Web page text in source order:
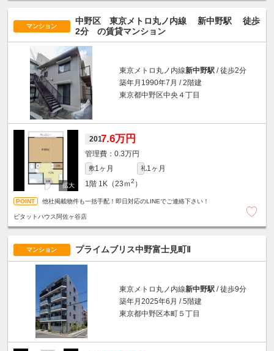
マンション
中野区 東京メトロ丸ノ内線 新中野駅
徒歩
2分 の賃貸マンション
東京メトロ丸ノ内線新中野駅 / 徒歩2分
築年月1990年7月 / 2階建
東京都中野区中央４丁目
2017.6万円
0.3万円
敷1ヶ月 礼1ヶ月
1階 1K（23ｍ2 ）
他社掲載物件も一括手配！即日対応のLINEでご連絡下さい！
ピタットハウス阿佐ヶ谷店
マンション プライムブリス中野富士見町Ⅱ
東京メトロ丸ノ内線新中野駅 / 徒歩9分
築年月2025年6月 / 5階建
東京都中野区本町５丁目